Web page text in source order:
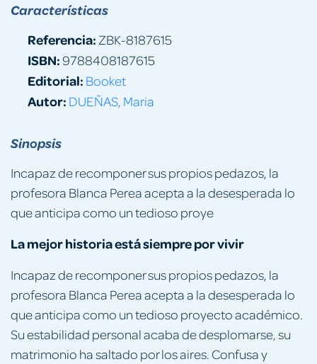
Sinopsis
Incapaz de recomponer sus propios pedazos, la
profesora Blanca Perea acepta a la desesperada lo
que anticipa como un tedioso proye
La mejor historia está siempre por vivir
Incapaz de recomponer sus propios pedazos, la
profesora Blanca Perea acepta a la desesperada lo
que anticipa como un tedioso proyecto académico.
Su estabilidad personal acaba de desplomarse, su
matrimonio ha saltado por los aires. Confusa y
Características
Referencia: ZBK-8187615
ISBN:9788408187615
Editorial: Booket
Autor: DUEÑAS, Maria